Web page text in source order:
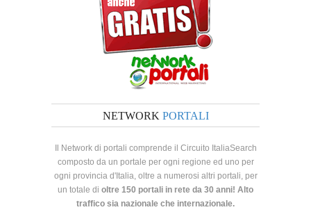
NETWORK PORTALI
Il Network di portali comprende il Circuito ItaliaSearch
composto da un portale per ogni regione ed uno per
ogni provincia d'Italia, oltre a numerosi altri portali, per
un totale di oltre 150 portali in rete da 30 anni! Alto
traffico sia nazionale che internazionale.